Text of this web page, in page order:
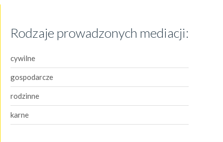
Rodzaje prowadzonych mediacji:
cywilne
gospodarcze
rodzinne
karne